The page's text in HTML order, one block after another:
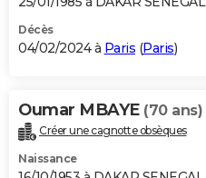
Décès
04/02/2024 à Paris (Paris)
Oumar MBAYE (70 ans)
Créer une cagnotte obsèques
Naissance